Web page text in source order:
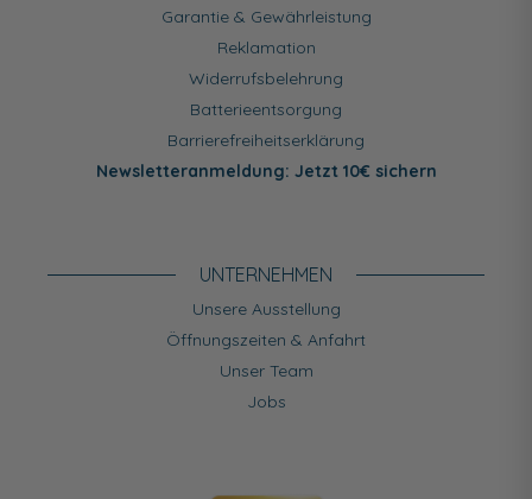
Garantie & Gewährleistung
Reklamation
Widerrufsbelehrung
Batterieentsorgung
Barrierefreiheitserklärung
Newsletteranmeldung: Jetzt 10€ sichern
UNTERNEHMEN
Unsere Ausstellung
Öffnungszeiten & Anfahrt
Unser Team
Jobs